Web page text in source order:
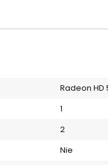
Radeon HD
1
2
Nie